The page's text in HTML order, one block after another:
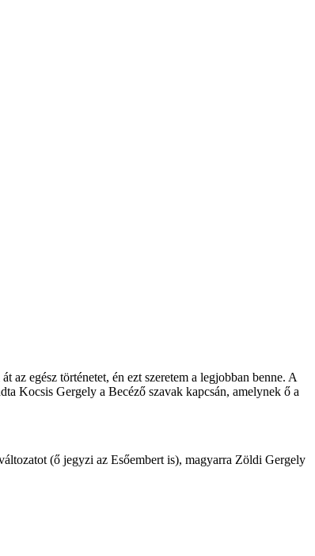
egész történetet, én ezt szeretem a legjobban benne. A
Kocsis Gergely a Becéző szavak kapcsán, amelynek ő a
(ő jegyzi az Esőembert is), magyarra Zöldi Gergely